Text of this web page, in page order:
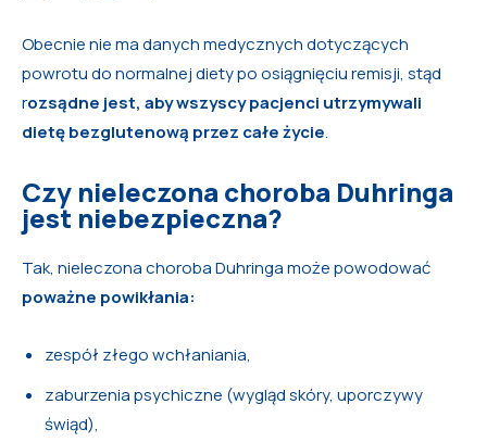
Obecnie nie ma danych medycznych dotyczących
powrotu do normalnej diety po osiągnięciu remisji, stąd
rozsądne jest, aby wszyscy pacjenci utrzymywali
dietę bezglutenową przez całe życie.
Czy nieleczona choroba Duhringa
jest niebezpieczna?
Tak, nieleczona choroba Duhringa może powodować
poważne powikłania:
zespół złego wchłaniania,
zaburzenia psychiczne (wygląd skóry, uporczywy
świąd),